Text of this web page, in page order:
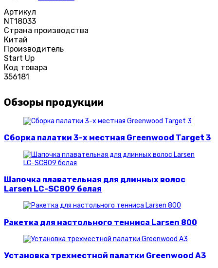
Артикул
NT18033
Страна производства
Китай
Производитель
Start Up
Код товара
356181
Обзоры продукции
Сборка палатки 3-х местная Greenwood Target 3
Шапочка плавательная для длинных волос
Larsen LC-SC809 белая
Ракетка для настольного тенниса Larsen 800
Установка трехместной палатки Greenwood A3